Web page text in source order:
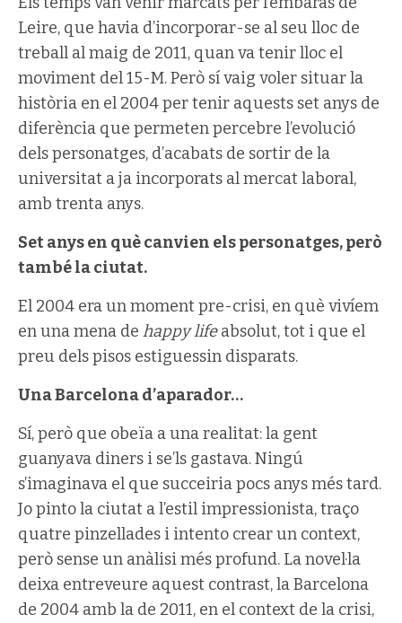
Leire, que havia d’incorporar-se al seu lloc de
treball al maig de 2011, quan va tenir lloc el
moviment del 15-M. Però sí vaig voler situar la
història en el 2004 per tenir aquests set anys de
diferència que permeten percebre l’evolució
dels personatges, d’acabats de sortir de la
universitat a ja incorporats al mercat laboral,
amb trenta anys.
Set anys en què canvien els personatges, però
també la ciutat.
El 2004 era un moment pre-crisi, en què vivíem
en una mena de happy lifeabsolut, tot i que el
preu dels pisos estiguessin disparats.
Una Barcelona d’aparador…
Sí, però que obeïa a una realitat: la gent
guanyava diners i se’ls gastava. Ningú
s’imaginava el que succeiria pocs anys més tard.
Jo pinto la ciutat a l’estil impressionista, traço
quatre pinzellades i intento crear un context,
però sense un anàlisi més profund. La novel·la
deixa entreveure aquest contrast, la Barcelona
de 2004 amb la de 2011, en el context de la crisi,